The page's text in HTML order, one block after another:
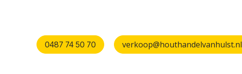
verkoop@houthandelvanhulst.nl
0487 74 50 70